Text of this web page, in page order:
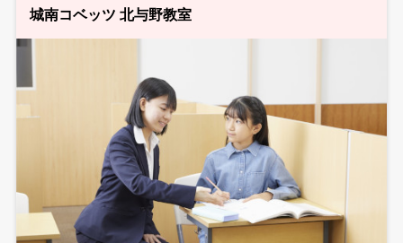
城南コベッツ 北与野教室